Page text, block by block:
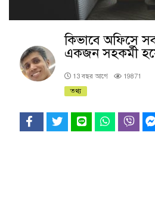
কিভাবে অফিসে
একজন সহকর্মী
13 বছর আগে
19871
তথ্য